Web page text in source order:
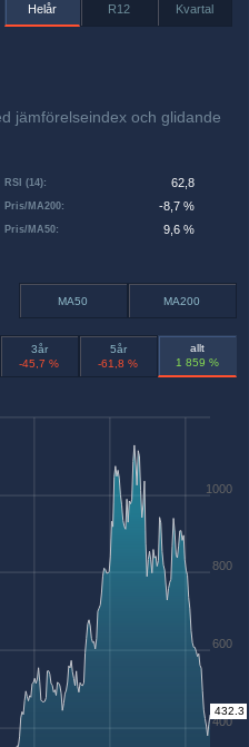
Helår R12 Kvartal
jämförelseindex och glidande
Pris/MA200: -8,7 %
RSI (14): 62,8
Pris/MA50: 9,6 %
MA50 MA200
3år
-45,7 %
5år
-61,8 %
allt
1 859 %
400
600
800
1000
432.3